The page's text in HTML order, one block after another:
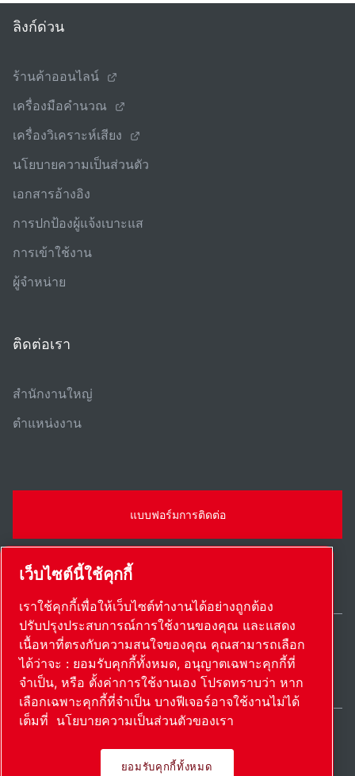
ลิงก์ด่วน
ร้านค้าออนไลน์
เครื่องมือคํานวณ
เครื่องวิเคราะห์เสียง
นโยบายความเป็นส่วนตัว
เอกสารอ้างอิง
การปกป้องผู้แจ้งเบาะแส
การเข้าใช้งาน
ผู้จําหน่าย
ติดต่อเรา
สํานักงานใหญ่
ตําแหน่งงาน
แบบฟอร์มการติดต่อ
แผนผังเว็บไซต์ตั้งค่าการใช้งานเอง © 2026 ลิขสิทธิ์
Thailand / TH
เว็บไซต์นี้ใช้คุกกี้
เราใช้คุกกี้เพื่อให้เว็บไซต์ทำงานได้อย่างถูกต้อง
ปรับปรุงประสบการณ์การใช้งานของคุณ และแสดง
เนื้อหาที่ตรงกับความสนใจของคุณ คุณสามารถเลือก
ได้ว่าจะ : ยอมรับคุกกี้ทั้งหมด, อนุญาตเฉพาะคุกกี้ที่
จำเป็น, หรือ ตั้งค่าการใช้งานเอง โปรดทราบว่า หาก
เลือกเฉพาะคุกกี้ที่จำเป็น บางฟีเจอร์อาจใช้งานไม่ได้
เต็มที่ นโยบายความเป็นส่วนตัวของเรา
ยอมรับคุกกี้ทั้งหมด